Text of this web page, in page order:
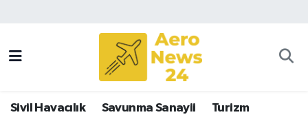
Sivil Havacılık Savunma Sanayii Turizm